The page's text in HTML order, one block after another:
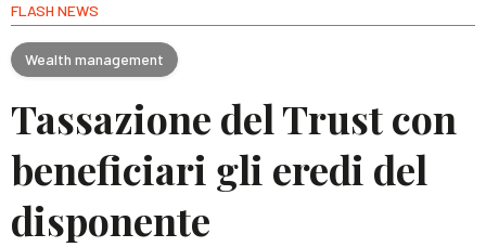
FLASH NEWS
Wealth management
Tassazione del Trust con
beneficiari gli eredi del
disponente